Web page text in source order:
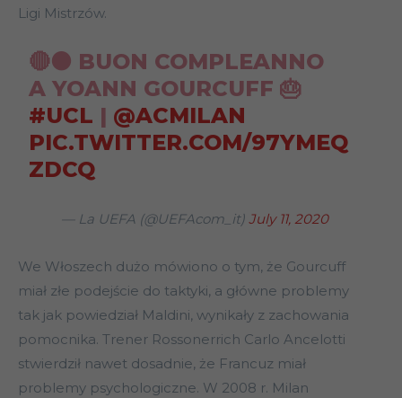
Ligi Mistrzów.
🔴⚫ BUON COMPLEANNO
A YOANN GOURCUFF 🎂
#UCL | @ACMILAN
PIC.TWITTER.COM/97YMEQ
ZDCQ
— La UEFA (@UEFAcom_it) July 11, 2020
We Włoszech dużo mówiono o tym, że Gourcuff
miał złe podejście do taktyki, a główne problemy
tak jak powiedział Maldini, wynikały z zachowania
pomocnika. Trener Rossonerrich Carlo Ancelotti
stwierdził nawet dosadnie, że Francuz miał
problemy psychologiczne. W 2008 r. Milan